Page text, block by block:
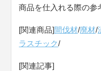
商品を仕入れる際の参
[関連商品] 間伐材/廃材/
ラスチック/
[関連記事]